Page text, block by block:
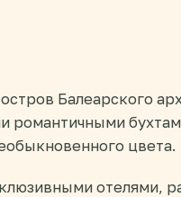
Балеарского
романтичными
цвета.
отелями,